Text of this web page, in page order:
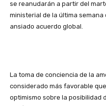
se reanudarán a partir del
ministerial de la última
ansiado acuerdo global.
La toma de conciencia de la
considerado más favorable
optimismo sobre la posibilidad